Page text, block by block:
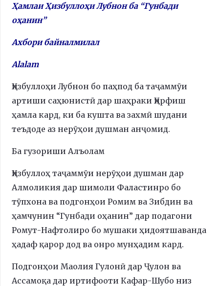
Ҳамлаи Ҳизбуллоҳи Лубнон ба “Гунбади
оҳанин”
Ахбори байналмилал
Alalam
Ҳизбуллоҳи Лубнон бо паҳпод ба таҷаммӯи
артиши саҳюнистӣ дар шаҳраки Ҳирфиш
ҳамла кард, ки ба кушта ва захмӣ шудани
теъдоде аз нерӯҳои душман анҷомид.
Ба гузориши Алъолам
Ҳизбуллоҳ таҷаммӯи нерӯҳои душман дар
Алмоликия дар шимоли Фаластинро бо
тӯпхона ва подгонҳои Ромим ва Зибдин ва
ҳамчунин “Гунбади оҳанин” дар подагони
Ромут-Нафтолиро бо мушаки ҳидоятшаванда
ҳадаф қарор дод ва онро мунҳадим кард.
Подгонҳои Маолия Гулонӣ дар Ҷулон ва
Ассамоқа дар иртифооти Кафар-Шубо низ